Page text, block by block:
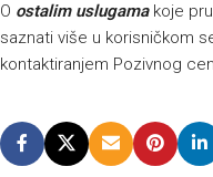
O ostalim uslugamakoje
saznati više u korisničkom
kontaktiranjem Pozivnog